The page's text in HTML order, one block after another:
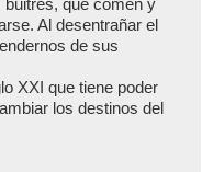
que comen y
Al desentrañar el
de sus
XXI que tiene poder
los destinos del